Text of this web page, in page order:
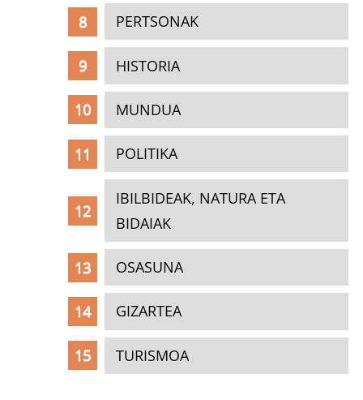
PERTSONAK
HISTORIA
MUNDUA
POLITIKA
IBILBIDEAK, NATURA ETA
BIDAIAK
OSASUNA
GIZARTEA
TURISMOA